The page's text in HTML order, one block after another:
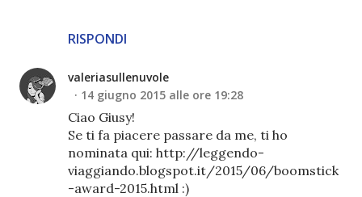
RISPONDI
valeriasullenuvole
14 giugno 2015 alle ore 19:28
Ciao Giusy!
Se ti fa piacere passare da me, ti ho
nominata qui: http://leggendo-
viaggiando.blogspot.it/2015/06/boomstick
-award-2015.html :)